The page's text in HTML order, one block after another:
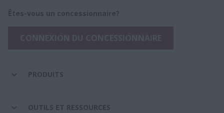
Êtes-vous un concessionnaire?
PRODUITS
OUTILS ET RESSOURCES